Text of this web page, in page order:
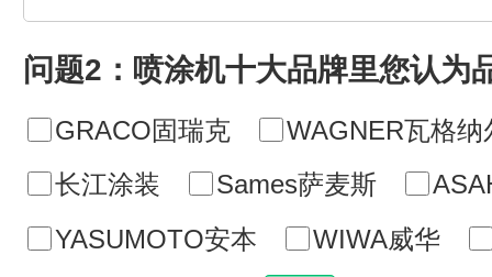
问题2：喷涂机十大品牌里您认为
GRACO固瑞克
WAGNER瓦格纳
长江涂装
Sames萨麦斯
YASUMOTO安本
WIWA威华